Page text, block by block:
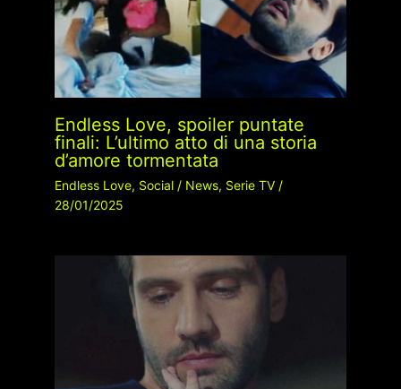
Endless Love, spoiler puntate
finali: L’ultimo atto di una storia
d’amore tormentata
Endless Love, Social/ News, Serie TV/
28/01/2025